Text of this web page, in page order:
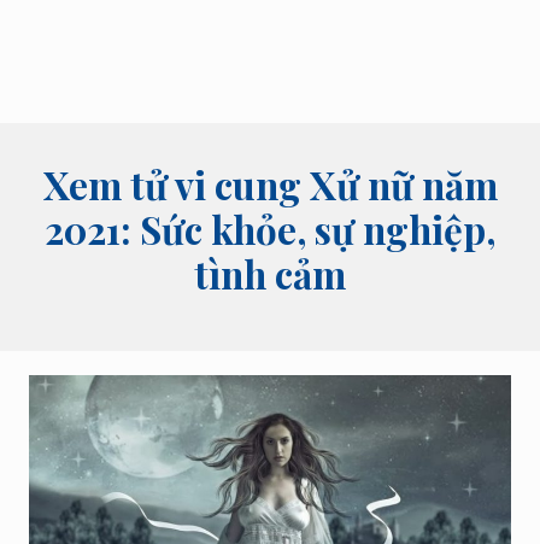
lĩnh
vực
linh
Xem tử vi cung Xử nữ năm
2021: Sức khỏe, sự nghiệp,
tình cảm